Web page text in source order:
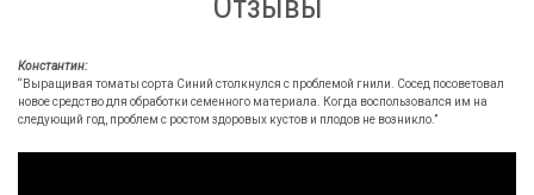
Константин:
“Выращивая томаты сорта Синий столкнулся с проблемой гнили. Сосед посоветовал
новое средство для обработки семенного материала. Когда воспользовался им на
следующий год, проблем с ростом здоровых кустов и плодов не возникло.”